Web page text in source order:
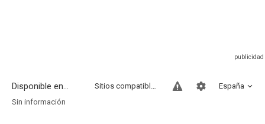
Disponible en... España
Sitios compatibles
Sin información